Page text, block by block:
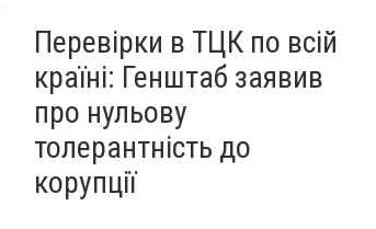
Перевірки в ТЦК по всій
країні: Генштаб заявив
про нульову
толерантність до
корупції